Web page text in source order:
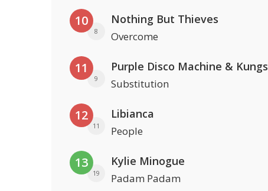
10
8
Nothing But Thieves
Overcome
11
9
Purple Disco Machine & Kungs
Substitution
12
11
Libianca
People
13
19
Kylie Minogue
Padam Padam